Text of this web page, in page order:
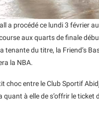
a procédé ce lundi 3 février
aux quarts de finale
tenante du titre, la Friend’s
la NBA.
choc entre le Club Sportif
quant à elle de s’offrir le ticket